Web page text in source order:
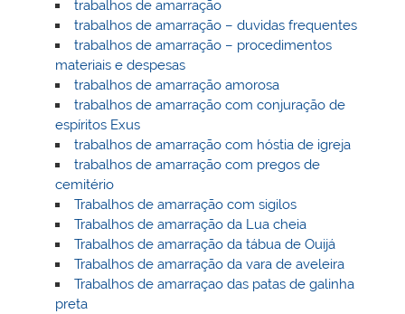
trabalhos de amarração
trabalhos de amarração – duvidas frequentes
trabalhos de amarração – procedimentos
materiais e despesas
trabalhos de amarração amorosa
trabalhos de amarração com conjuração de
espíritos Exus
trabalhos de amarração com hóstia de igreja
trabalhos de amarração com pregos de
cemitério
Trabalhos de amarração com sigilos
Trabalhos de amarração da Lua cheia
Trabalhos de amarração da tábua de Ouijá
Trabalhos de amarração da vara de aveleira
Trabalhos de amarraçao das patas de galinha
preta